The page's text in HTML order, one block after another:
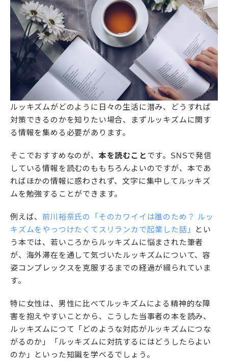
ルッキズムがどのように日々の生活に潜み、どうすれば
対策できるのかを知りたい場合、まずルッキズムに関す
る情報を集める必要があります。
そこでおすすめなのが、 本を読むこと です。SNSで発信
している情報を読むのももちろんよいのですが、本であ
ればほかの情報に惑わされず、文字に集中してルッキズ
ムを勉強することができます。
例えば、前川裕奈氏の「そのカワイイは誰のため？ ルッ
キズムをやっつけたくてスリランカで起業した話」
とい
う本では、若いころからルッキズムに悩まされた筆者
が、海外滞在を通して気づいたルッキズムについて、容
姿コンプレックスを克服するまでの経過が綴られていま
す。
特に女性は、男性に比べてルッキズムによる精神的な障
害を抱えやすいことから、こうした当事者の本を読み、
ルッキズムにつて「どのような対応がルッキズムにつな
がるのか」「ルッキズムに対抗するにはどうしたらよい
のか」といった知識を学べるでしょう。